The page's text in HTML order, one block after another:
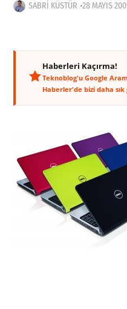
SABRI KÜSTÜR 28 MAYIS
Haberleri Kaçırma!
Teknoblog'u Google
Haberler'de bizi daha sık